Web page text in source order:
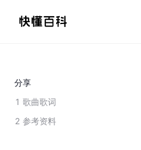
分享
1 歌曲歌词
2 参考资料